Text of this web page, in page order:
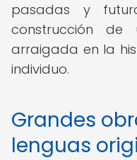
pasadas y
construcción
arraigada en la
individuo.
Grandes
lenguas